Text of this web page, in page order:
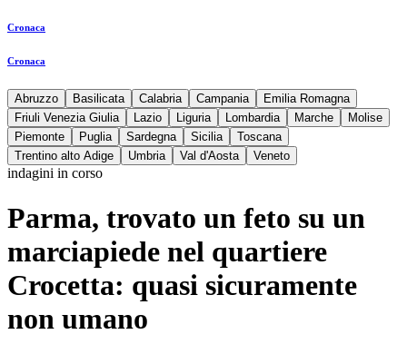
Cronaca
Cronaca
Abruzzo Basilicata Calabria Campania
Emilia Romagna
Friuli Venezia Giulia
Lazio Liguria Lombardia Marche
Molise
Piemonte
Puglia Sardegna Sicilia
Toscana
Trentino alto Adige
Umbria Val d'Aosta Veneto
indagini in corso
Parma, trovato un feto su un
marciapiede nel quartiere
Crocetta: quasi sicuramente
non umano